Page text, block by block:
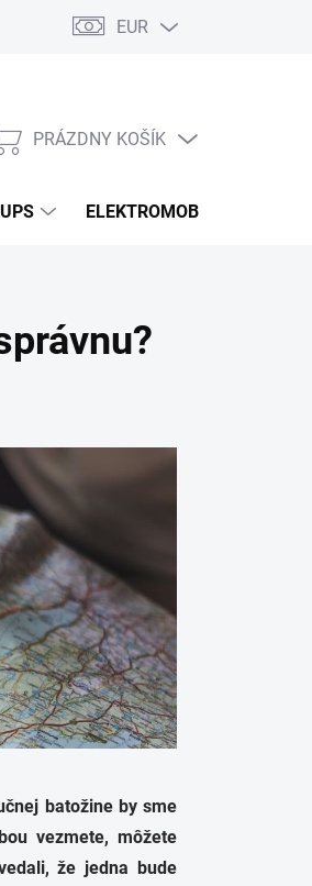
údajov Súbory cookies
EUR
NÁKUPNÝ
PRÁZDNY KOŠÍK
UPS ELEKTROMOBILITA
batožine by sme
vezmete, môžete
že jedna bude